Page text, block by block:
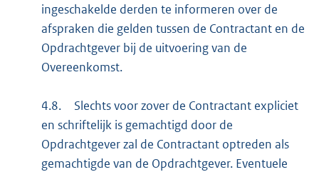
ingeschakelde derden te informeren over de
afspraken die gelden tussen de Contractant en de
Opdrachtgever bij de uitvoering van de
Overeenkomst.
4.8.
Slechts voor zover de Contractant expliciet
en schriftelijk is gemachtigd door de
Opdrachtgever zal de Contractant optreden als
gemachtigde van de Opdrachtgever. Eventuele